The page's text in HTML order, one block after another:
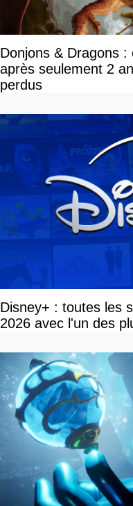
Donjons & Dragons
après seulement 2
perdus
Disney+ : toutes les
2026 avec l'un des